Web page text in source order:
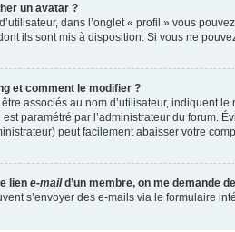
un avatar ?
dans l’onglet « profil » vous
ils sont mis à disposition. Si vous ne
et comment le modifier ?
associés au nom d’utilisateur, indiquent
est paramétré par l’administrateur du forum.
peut facilement abaisser votre
lien e-maild’un membre, on me demande
s’envoyer des e-mails via le formulaire